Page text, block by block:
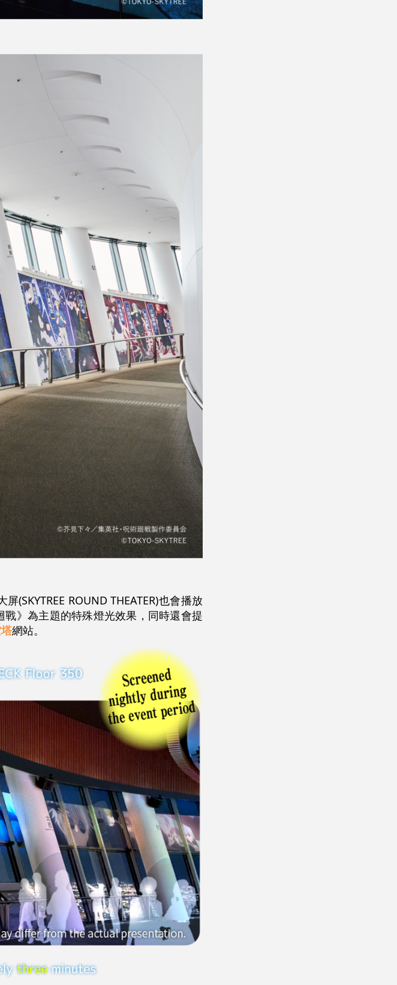
(SKYTREE ROUND THEATER)也會播放
》為主題的特殊燈光效果，同時還會提
網站。